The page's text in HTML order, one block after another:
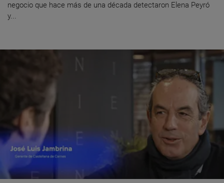
negocio que hace más de una década detectaron Elena Peyró
y...